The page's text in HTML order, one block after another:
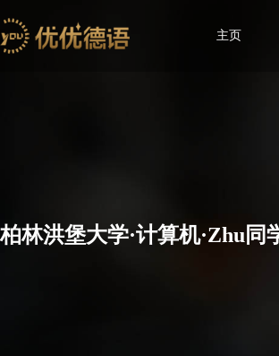
主页
柏林洪堡大学·计算机·Zhu同